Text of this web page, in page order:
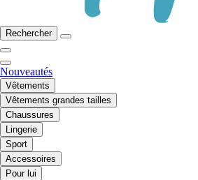
Rechercher
Nouveautés
Vêtements
Vêtements grandes tailles
Chaussures
Lingerie
Sport
Accessoires
Pour lui